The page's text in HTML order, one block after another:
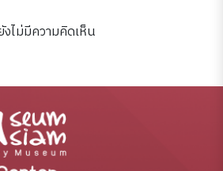
งไม่มีความคิดเห็น